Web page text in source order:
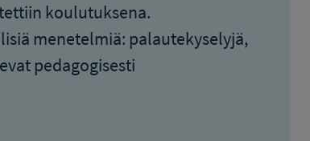
koulutuksena.
menetelmiä: palautekyselyjä,
pedagogisesti